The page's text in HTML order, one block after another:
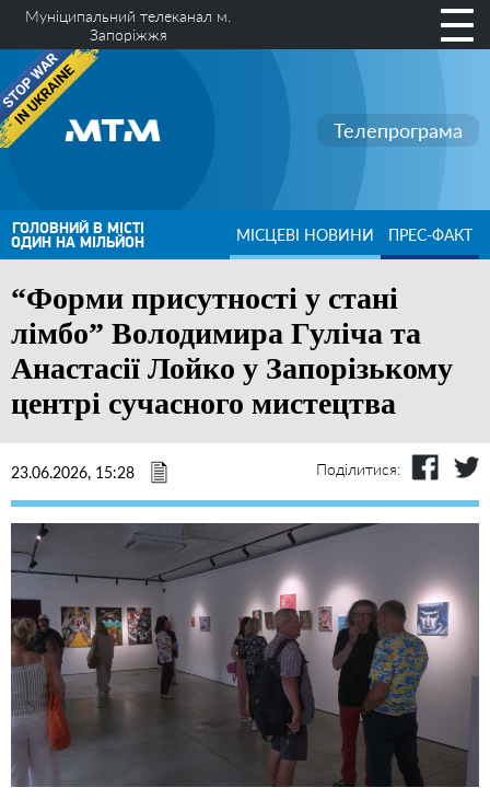
Муніципальний телеканал м.
Запоріжжя
Телепрограма
ГОЛОВНИЙ В МІСТІ
ОДИН НА МІЛЬЙОН МІСЦЕВІ НОВИНИ ПРЕС-ФАКТ
“Форми присутності у стані
лімбо” Володимира Гуліча та
Анастасії Лойко у Запорізькому
центрі сучасного мистецтва
23.06.2026, 15:28 Поділитися: